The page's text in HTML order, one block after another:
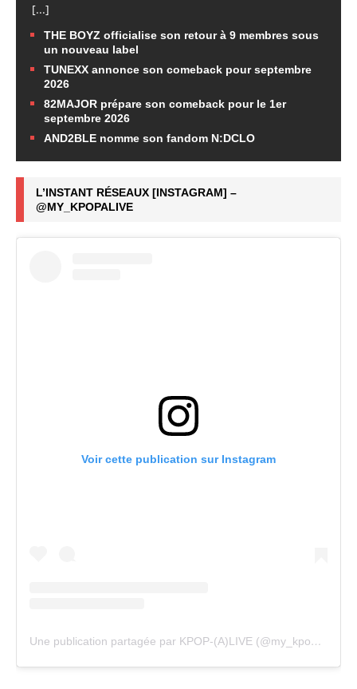
[...]
THE BOYZ officialise son retour à 9 membres sous
un nouveau label
TUNEXX annonce son comeback pour septembre
2026
82MAJOR prépare son comeback pour le 1er
septembre 2026
AND2BLE nomme son fandom N:DCLO
L’INSTANT RÉSEAUX [INSTAGRAM] –
@MY_KPOPALIVE
Voir cette publication sur Instagram
Une publication partagée par KPOP-(A)LIVE (@my_kpopalive)